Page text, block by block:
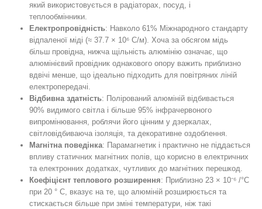
який використовується в радіаторах, посуд, і
теплообмінники.
Електропровідність: Навколо 61% Міжнародного стандарту
відпаленої міді (≈ 37.7 × 10⁶ С/м). Хоча за обсягом мідь
більш провідна, нижча щільність алюмінію означає, що
алюмінієвий провідник однакового опору важить приблизно
вдвічі менше, що ідеально підходить для повітряних ліній
електропередачі.
Відбивна здатність: Полірований алюміній відбивається
90% видимого світла і більше 95% інфрачервоного
випромінювання, роблячи його цінним у дзеркалах,
світловідбиваюча ізоляція, та декоративне оздоблення.
Магнітна поведінка: Парамагнетик і практично не піддається
впливу статичних магнітних полів, що корисно в електричних
та електронних додатках, чутливих до магнітних перешкод.
Коефіцієнт теплового розширення: Приблизно 23 × 10⁻⁶ /°C
при 20 ° C, вказує на те, що алюміній розширюється та
стискається більше при зміні температури, ніж такі